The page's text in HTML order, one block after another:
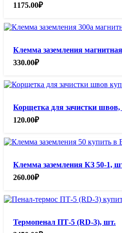
1175.00₽
Клемма заземления
330.00₽
Корщетка для зачистки
120.00₽
Клемма заземления КЗ 50-1,
260.00₽
Термопенал ПТ-5 (RD-3), шт.